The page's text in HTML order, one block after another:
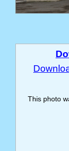
This photo